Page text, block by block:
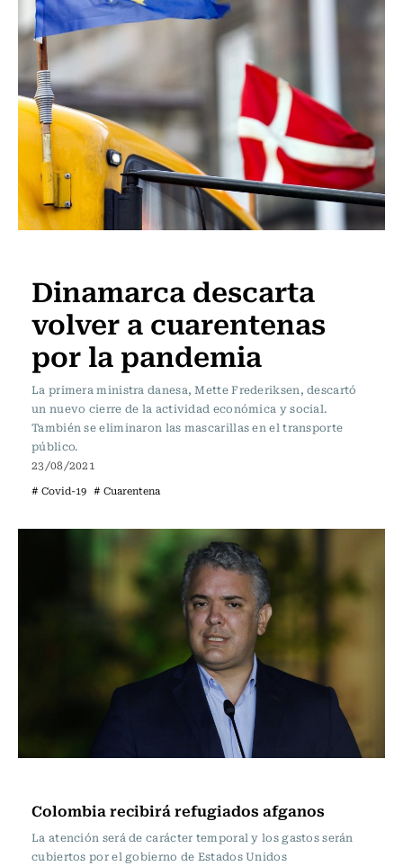
Dinamarca descarta
volver a cuarentenas
por la pandemia
La primera ministra danesa, Mette Frederiksen, descartó
un nuevo cierre de la actividad económica y social.
También se eliminaron las mascarillas en el transporte
público.
23/08/2021
# Covid-19 # Cuarentena
Colombia recibirá refugiados afganos
La atención será de carácter temporal y los gastos serán
cubiertos por el gobierno de Estados Unidos